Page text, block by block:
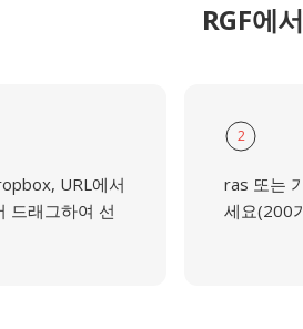
RGF에
URL에서
드래그하여 선
2
ras 또는
세요(200